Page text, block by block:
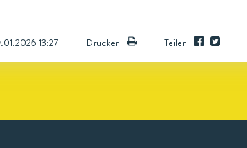
13:27 Drucken Teilen